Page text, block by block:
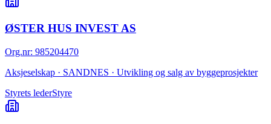
ØSTER HUS INVEST AS
Org.nr: 985204470
Aksjeselskap · SANDNES · Utvikling og salg av byggeprosjekter
Styrets lederStyre